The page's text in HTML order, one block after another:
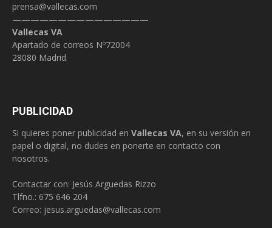
prensa@vallecas.com
———————————————
Vallecas VA
Apartado de correos Nº72004
28080 Madrid
PUBLICIDAD
Si quieres poner publicidad en Vallecas VA, en su versión en
papel o digital, no dudes en ponerte en contacto con
nosotros.
Contactar con: Jesús Arguedas Rizzo
Tlfno.: 675 646 204
Correo: jesus.arguedas@vallecas.com